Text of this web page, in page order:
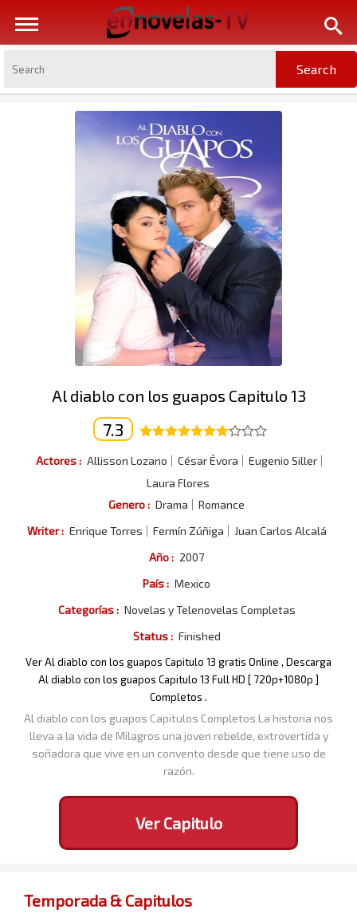
Al diablo con los guapos Capitulo 13
7.3
Actores : Allisson Lozano César Évora
Eugenio Siller
Laura Flores
Genero : Drama
Romance
Writer : Enrique Torres Fermín Zúñiga
Juan Carlos Alcalá
Año : 2007
País : Mexico
Categorías : Novelas y Telenovelas Completas
Status : Finished
Ver Al diablo con los guapos Capitulo 13 gratis Online , Descarga
Al diablo con los guapos Capitulo 13 Full HD [ 720p+1080p ]
Completos .
Al diablo con los guapos Capitulos Completos La historia nos
lleva a la vida de Milagros una joven rebelde, extrovertida y
soñadora que vive en un convento desde que tiene uso de
razón.
Ver Capitulo
Temporada & Capitulos